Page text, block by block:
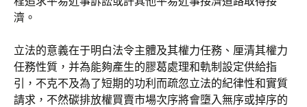
濟。
立法的意義在于明白法令主體及其權力任務、厘清其權力
任務性質，并為能夠產生的膠葛處理和軌制設定供給指
引，不克不及為了短期的功利而疏忽立法的紀律性和實質
請求，不然碳排放權買賣市場次序將會墮入無序或掉序的